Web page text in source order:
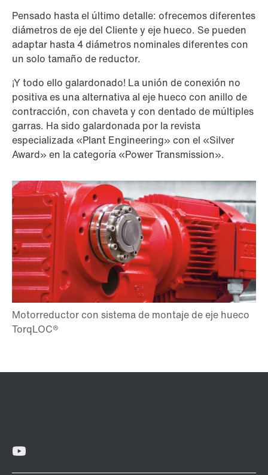
Pensado hasta el último detalle: ofrecemos diferentes
diámetros de eje del Cliente y eje hueco. Se pueden
adaptar hasta 4 diámetros nominales diferentes con
un solo tamaño de reductor.
¡Y todo ello galardonado! La unión de conexión no
positiva es una alternativa al eje hueco con anillo de
contracción, con chaveta y con dentado de múltiples
garras. Ha sido galardonada por la revista
especializada «Plant Engineering» con el «Silver
Award» en la categoría «Power Transmission».